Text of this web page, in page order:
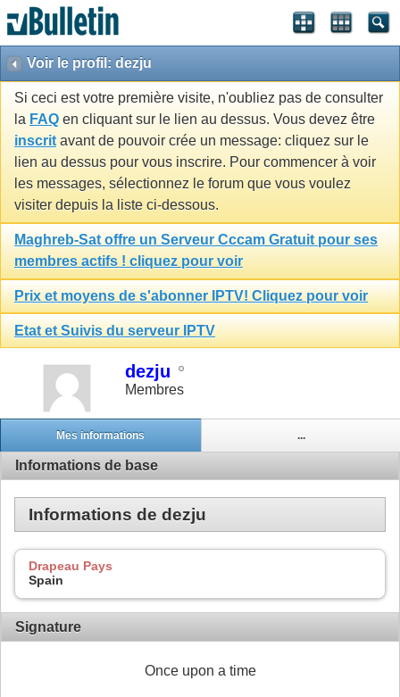
Voir le profil: dezju
Si ceci est votre première visite, n'oubliez pas de consulter
la FAQ en cliquant sur le lien au dessus. Vous devez être
inscrit avant de pouvoir crée un message: cliquez sur le
lien au dessus pour vous inscrire. Pour commencer à voir
les messages, sélectionnez le forum que vous voulez
visiter depuis la liste ci-dessous.
Maghreb-Sat offre un Serveur Cccam Gratuit pour ses
membres actifs ! cliquez pour voir
Prix et moyens de s'abonner IPTV! Cliquez pour voir
Etat et Suivis du serveur IPTV
dezju
Membres
Mes informations ...
Informations de base
Informations de dezju
Drapeau Pays
Spain
Signature
Once upon a time